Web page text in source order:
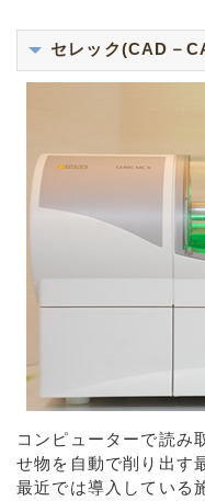
セレック(CAD－
コンピューターで読み
せ物を自動で削り出す
最近では導入している